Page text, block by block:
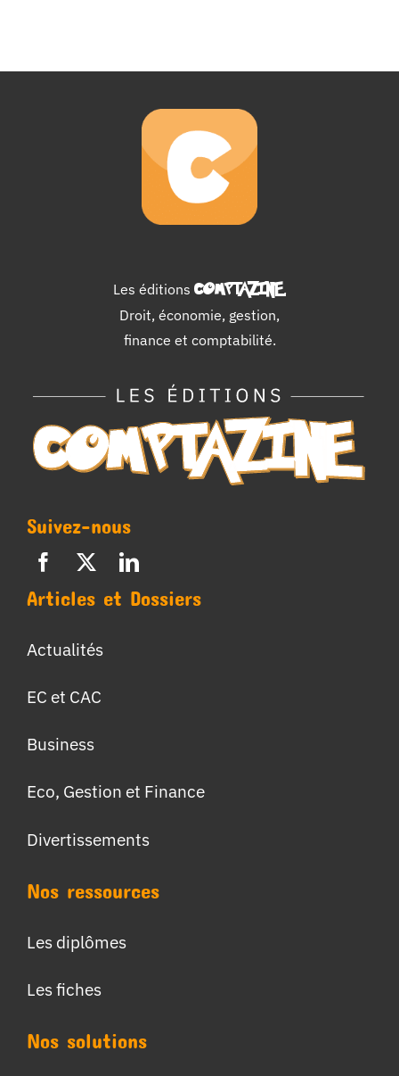
Les éditions COMPTAZINE.
Droit, économie, gestion,
finance et comptabilité.
Suivez-nous
Articles et Dossiers
Actualités
EC et CAC
Business
Eco, Gestion et Finance
Divertissements
Nos ressources
Les diplômes
Les fiches
Nos solutions